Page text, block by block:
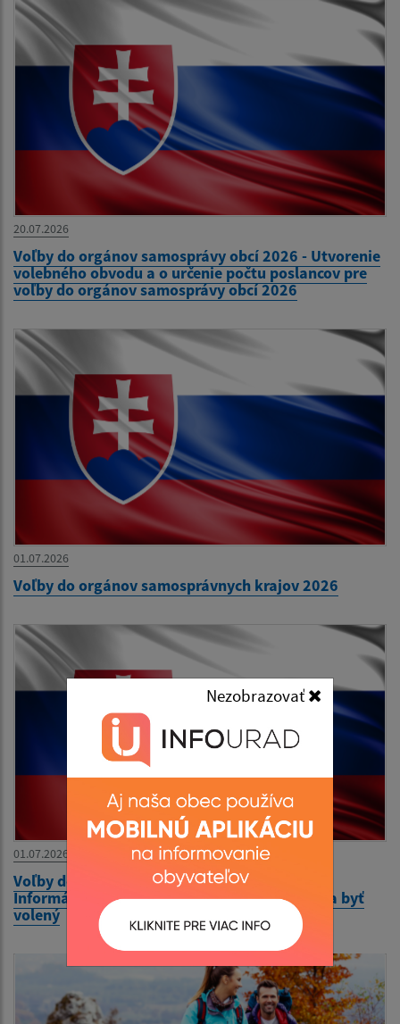
Nezobrazovať
20.07.2026
Voľby do orgánov samosprávy obcí 2026 - Utvorenie
volebného obvodu a o určenie počtu poslancov pre
voľby do orgánov samosprávy obcí 2026
01.07.2026
Voľby do orgánov samosprávnych krajov 2026
01.07.2026
Voľby do orgánov samosprávy obcí 2026 -
Informácia o podmienkach práva voliť a práva byť
volený